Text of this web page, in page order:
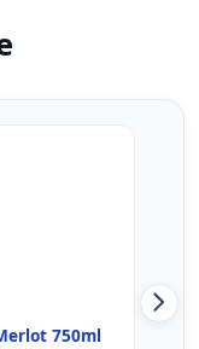
750ml